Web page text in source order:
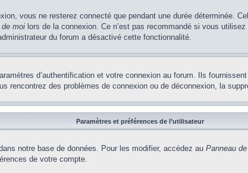
vous ne resterez connecté que pendant une durée déterminée.
moi lors de la connexion. Ce n’est pas recommandé si vous
du forum a désactivé cette fonctionnalité.
d’authentification et votre connexion au forum. Ils
rencontrez des problèmes de connexion ou de déconnexion, la
Paramètres et préférences de l’utilisateur
notre base de données. Pour les modifier, accédez au Panneau
de votre compte.